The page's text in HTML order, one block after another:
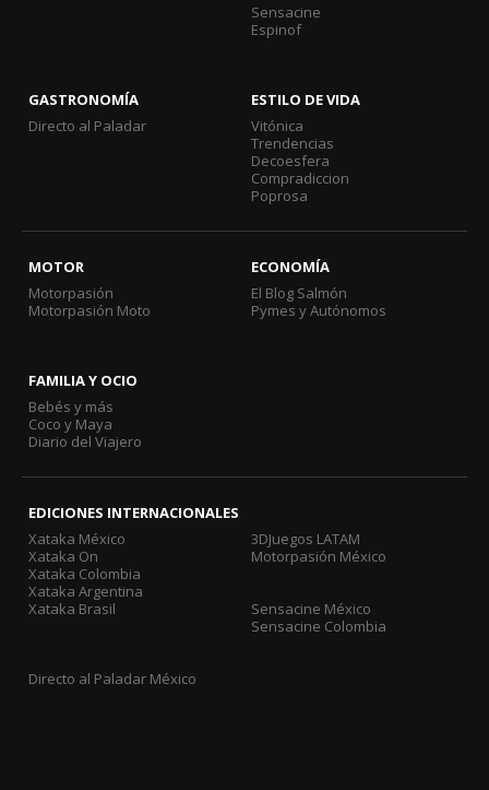
Sensacine
Espinof
GASTRONOMÍA
Directo al Paladar
ESTILO DE VIDA
Vitónica
Trendencias
Decoesfera
Compradiccion
Poprosa
MOTOR
Motorpasión
Motorpasión Moto
ECONOMÍA
El Blog Salmón
Pymes y Autónomos
FAMILIA Y OCIO
Bebés y más
Coco y Maya
Diario del Viajero
EDICIONES INTERNACIONALES
Xataka México
Xataka On
Xataka Colombia
Xataka Argentina
Xataka Brasil
3DJuegos LATAM
Motorpasión México
Sensacine México
Sensacine Colombia
Directo al Paladar México